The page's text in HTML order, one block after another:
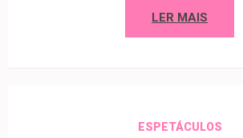
LER MAIS
ESPETÁCULOS